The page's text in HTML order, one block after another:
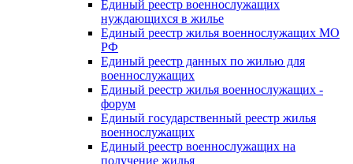
Единый реестр военнослужащих
нуждающихся в жилье
Единый реестр жилья военнослужащих МО
РФ
Единый реестр данных по жилью для
военнослужащих
Единый реестр жилья военнослужащих -
форум
Единый государственный реестр жилья
военнослужащих
Единый реестр военнослужащих на
получение жилья